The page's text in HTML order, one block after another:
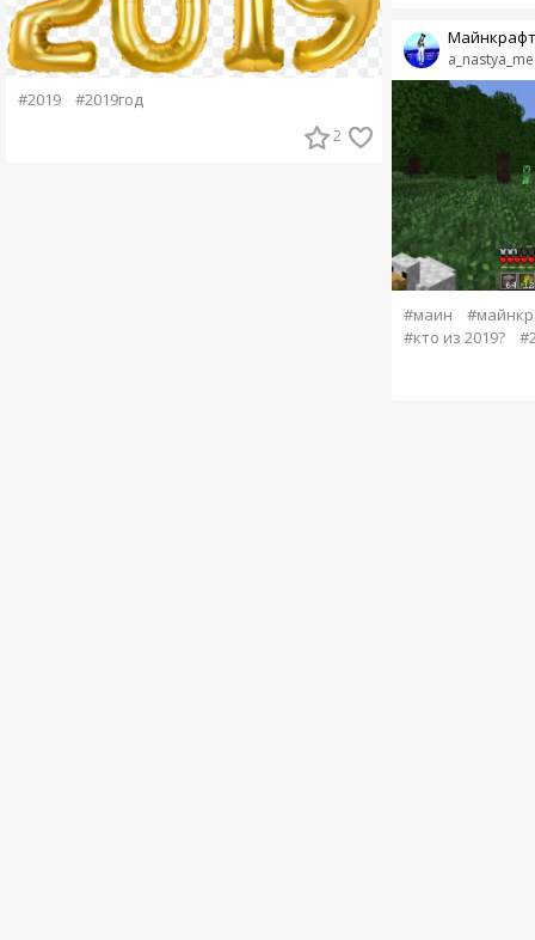
#2019 #2019год
2
Майнкрафт
#маин
#кто из 2019?